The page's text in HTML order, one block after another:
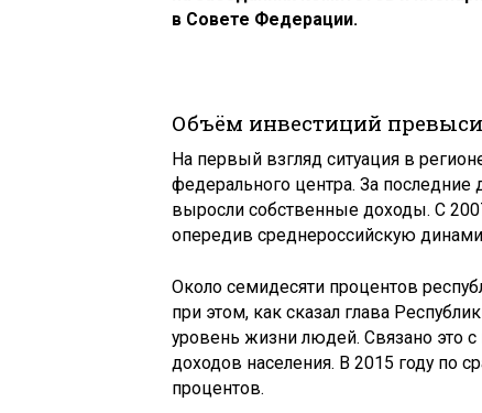
в Совете Федерации.
Объём инвестиций
На первый взгляд ситуация в
федерального центра. За последние
выросли собственные доходы. С
опередив среднероссийскую
Около семидесяти процентов
при этом, как сказал глава
уровень жизни людей. Связано это
доходов населения. В 2015 году по
процентов.